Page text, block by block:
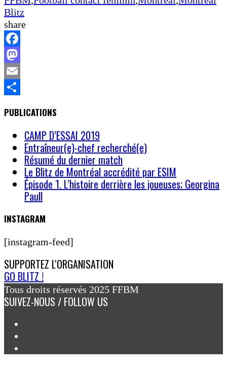
Blitz
share
Facebook
Mastodon
Email
PUBLICATIONS
CAMP D’ESSAI 2019
Entraîneur(e)-chef recherché(e)
Résumé du dernier match
Le Blitz de Montréal accrédité par ESIM
Épisode 1. L’histoire derrière les joueuses; Georgina
Paull
INSTAGRAM
[instagram-feed]
SUPPORTEZ L'ORGANISATION
GO BLITZ !
Tous droits réservés 2025 FFBM
SUIVEZ-NOUS / FOLLOW US